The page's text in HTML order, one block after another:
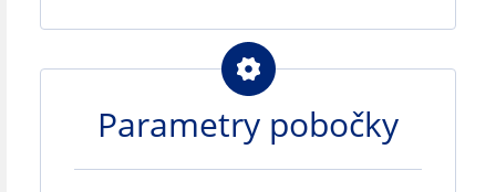
Parametry pobočky